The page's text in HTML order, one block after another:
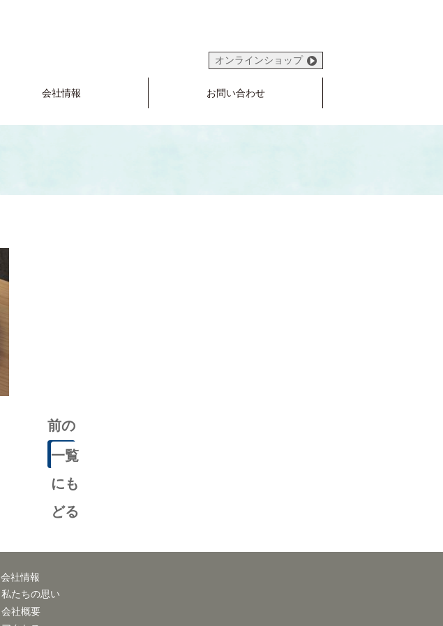
オンラインショップ
会社情報 お問い合わせ
前の
記事
一覧
にも
どる
会社情報
私たちの思い
会社概要